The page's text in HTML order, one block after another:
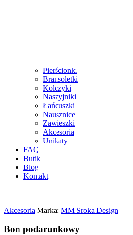
Pierścionki
Bransoletki
Kolczyki
Naszyjniki
Łańcuszki
Nausznice
Zawieszki
Akcesoria
Unikaty
FAQ
Butik
Blog
Kontakt
Akcesoria Marka: MM Sroka Design
Bon podarunkowy